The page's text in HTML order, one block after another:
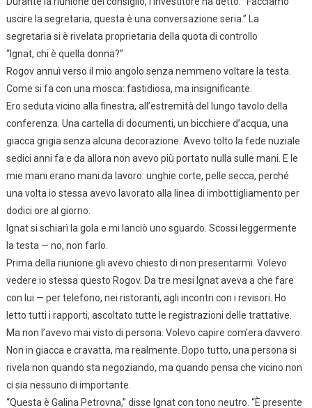
uscire la segretaria, questa è una conversazione seria.” La
segretaria si è rivelata proprietaria della quota di controllo
“Ignat, chi è quella donna?”
Rogov annuì verso il mio angolo senza nemmeno voltare la testa.
Come si fa con una mosca: fastidiosa, ma insignificante.
Ero seduta vicino alla finestra, all’estremità del lungo tavolo della
conferenza. Una cartella di documenti, un bicchiere d’acqua, una
giacca grigia senza alcuna decorazione. Avevo tolto la fede nuziale
sedici anni fa e da allora non avevo più portato nulla sulle mani. E le
mie mani erano mani da lavoro: unghie corte, pelle secca, perché
una volta io stessa avevo lavorato alla linea di imbottigliamento per
dodici ore al giorno.
Ignat si schiarì la gola e mi lanciò uno sguardo. Scossi leggermente
la testa — no, non farlo.
Prima della riunione gli avevo chiesto di non presentarmi. Volevo
vedere io stessa questo Rogov. Da tre mesi Ignat aveva a che fare
con lui — per telefono, nei ristoranti, agli incontri con i revisori. Ho
letto tutti i rapporti, ascoltato tutte le registrazioni delle trattative.
Ma non l’avevo mai visto di persona. Volevo capire com’era davvero.
Non in giacca e cravatta, ma realmente. Dopo tutto, una persona si
rivela non quando sta negoziando, ma quando pensa che vicino non
ci sia nessuno di importante.
“Questa è Galina Petrovna,” disse Ignat con tono neutro. “È presente